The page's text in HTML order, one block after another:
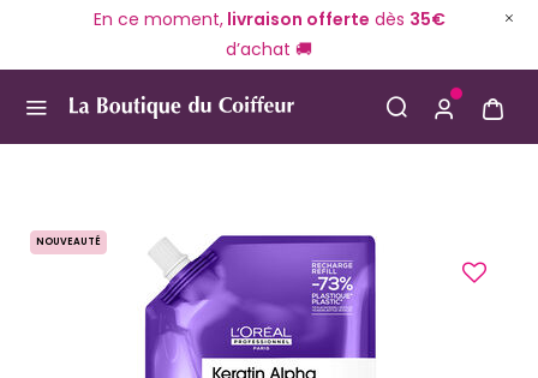
En ce moment,livraison offerte dès 35€
d’achat 🚚
NOUVEAUTÉ